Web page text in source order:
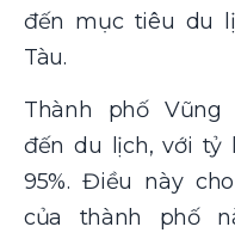
đến mục tiêu du
Tàu.
Thành phố
đến du lịch, với tỷ
95%. Điều này
của thành phố